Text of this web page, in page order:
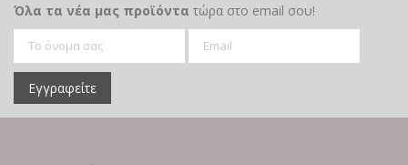
Όλα τα νέα μας προϊόντα τώρα στο email σου!
Εγγραφείτε